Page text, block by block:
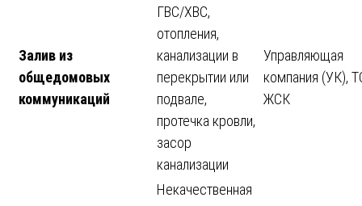
Залив из
общедомовых
коммуникаций
ГВС/ХВС,
отопления,
канализации в
перекрытии или
подвале,
протечка кровли,
засор
канализации
Управляющая
компания (УК),
ЖСК
Некачественная